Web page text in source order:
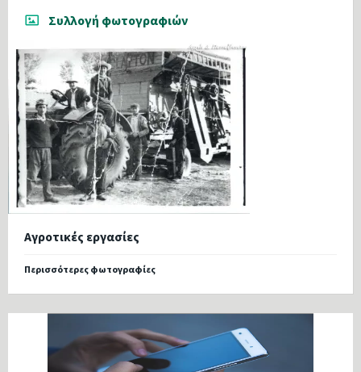
Συλλογή φωτογραφιών
Αγροτικές εργασίες
Περισσότερες φωτογραφίες